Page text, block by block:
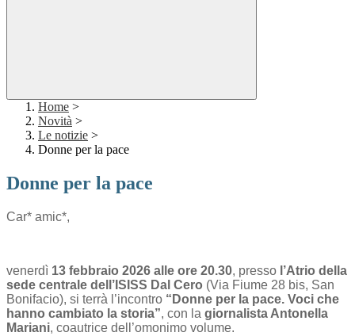
Home >
Novità >
Le notizie >
Donne per la pace
Donne per la pace
Car* amic*,
venerdì 13 febbraio 2026 alle ore 20.30, presso l’Atrio della
sede centrale dell’ISISS Dal Cero (Via Fiume 28 bis, San
Bonifacio), si terrà l’incontro “Donne per la pace. Voci che
hanno cambiato la storia”, con la giornalista Antonella
Mariani, coautrice dell’omonimo volume.